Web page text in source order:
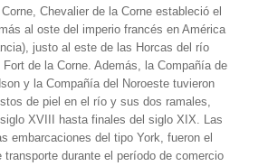
Chevalier de la Corne estableció el
al oste del imperio francés en América
justo al este de las Horcas del río
de la Corne. Además, la Compañía de
y la Compañía del Noroeste tuvieron
de piel en el río y sus dos ramales,
XVIII hasta finales del siglo XIX. Las
embarcaciones del tipo York, fueron el
transporte durante el período de comercio